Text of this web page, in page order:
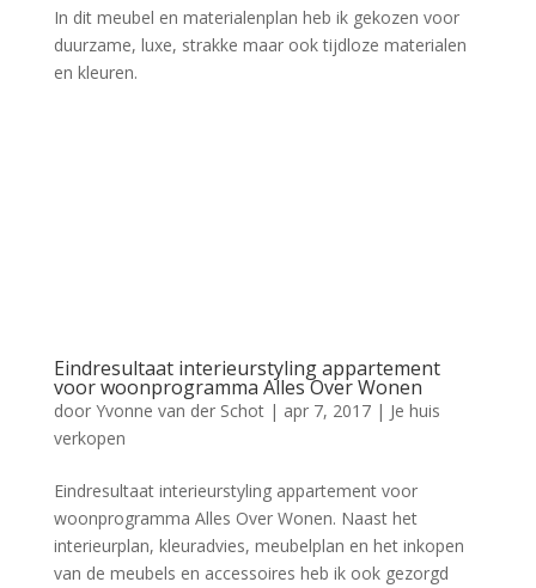
In dit meubel en materialenplan heb ik gekozen voor
duurzame, luxe, strakke maar ook tijdloze materialen
en kleuren.
Eindresultaat interieurstyling appartement
voor woonprogramma Alles Over Wonen
door Yvonne van der Schot| apr 7, 2017| Je huis
verkopen
Eindresultaat interieurstyling appartement voor
woonprogramma Alles Over Wonen. Naast het
interieurplan, kleuradvies, meubelplan en het inkopen
van de meubels en accessoires heb ik ook gezorgd